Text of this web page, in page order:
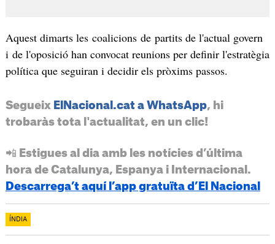
Aquest dimarts les coalicions de partits de l'actual govern
i de l'oposició han convocat reunions per definir l'estratègia
política que seguiran i decidir els pròxims passos.
Segueix ElNacional.cat a WhatsApp, hi
trobaràs tota l'actualitat, en un clic!
📲 Estigues al dia amb les notícies d’última
hora de Catalunya, Espanya i Internacional.
Descarrega’t aquí l’app gratuïta d’El Nacional
ÍNDIA